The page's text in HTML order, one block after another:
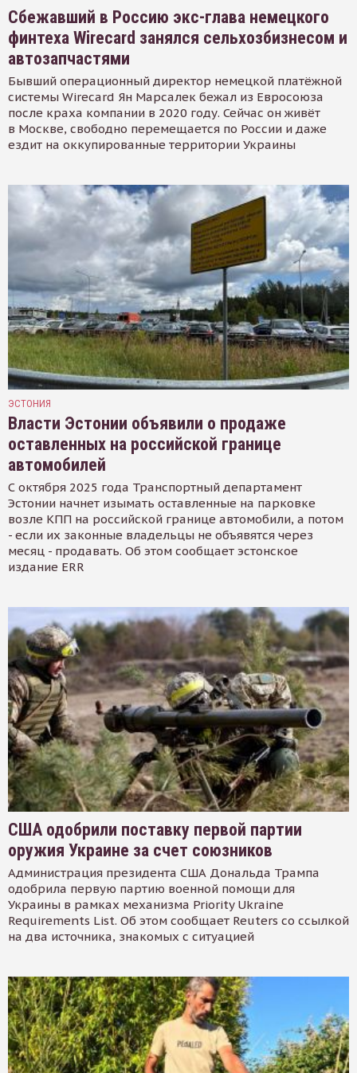
Сбежавший в Россию экс-глава немецкого
финтеха Wirecard занялся сельхозбизнесом и
автозапчастями
Бывший операционный директор немецкой платёжной
системы Wirecard Ян Марсалек бежал из Евросоюза
после краха компании в 2020 году. Сейчас он живёт
в Москве, свободно перемещается по России и даже
ездит на оккупированные территории Украины
ЭСТОНИЯ
Власти Эстонии объявили о продаже
оставленных на российской границе
автомобилей
С октября 2025 года Транспортный департамент
Эстонии начнет изымать оставленные на парковке
возле КПП на российской границе автомобили, а потом
- если их законные владельцы не объявятся через
месяц - продавать. Об этом сообщает эстонское
издание ERR
США одобрили поставку первой партии
оружия Украине за счет союзников
Администрация президента США Дональда Трампа
одобрила первую партию военной помощи для
Украины в рамках механизма Priority Ukraine
Requirements List. Об этом сообщает Reuters со ссылкой
на два источника, знакомых с ситуацией